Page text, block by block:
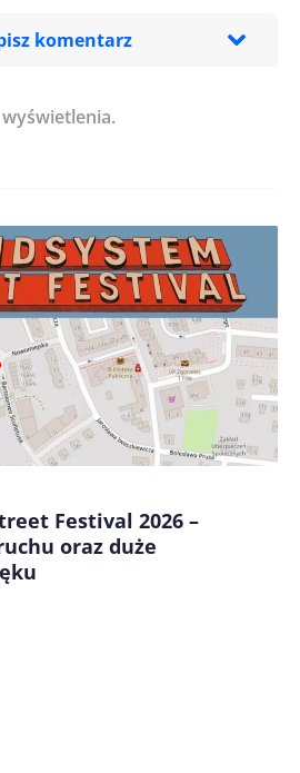
komentarz
dane w tej przeglądarce podczas
komentarzy.
Festival 2026 –
oraz duże